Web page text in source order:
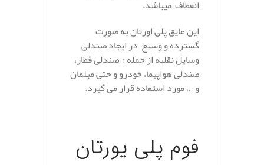
انعطاف میباشد.
این عایق پلی اورتان به صورت
گسترده و وسیع در ایجاد صندلی
وسایل نقلیه از جمله : صندلی قطار،
صندلی هواپیما، خودرو و حتی مبلمان
و … مورد استفاده قرار می گیرد.
فوم پلی یورتان